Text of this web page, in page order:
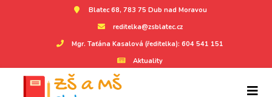
Blatec 68, 783 75 Dub nad Moravou
reditelka@zsblatec.cz
Mgr. Taťána Kasalová (ředitelka): 604 541 151
Aktuality